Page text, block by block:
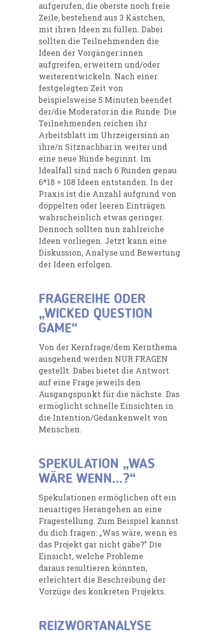
aufgerufen, die oberste noch freie
Zeile, bestehend aus 3 Kästchen,
mit ihren Ideen zu füllen. Dabei
sollten die Teilnehmenden die
Ideen der Vorgänger:innen
aufgreifen, erweitern und/oder
weiterentwickeln. Nach einer
festgelegten Zeit von
beispielsweise 5 Minuten beendet
der/die Moderator:in die Runde. Die
Teilnehmenden reichen ihr
Arbeitsblatt im Uhrzeigersinn an
ihre/n Sitznachbar:in weiter und
eine neue Runde beginnt. Im
Idealfall sind nach 6 Runden genau
6*18 = 108 Ideen entstanden. In der
Praxis ist die Anzahl aufgrund von
doppelten oder leeren Einträgen
wahrscheinlich etwas geringer.
Dennoch sollten nun zahlreiche
Ideen vorliegen. Jetzt kann eine
Diskussion, Analyse und Bewertung
der Ideen erfolgen.
FRAGEREIHE ODER
„WICKED QUESTION
GAME“
Von der Kernfrage/dem Kernthema
ausgehend werden NUR FRAGEN
gestellt. Dabei bietet die Antwort
auf eine Frage jeweils den
Ausgangspunkt für die nächste. Das
ermöglicht schnelle Einsichten in
die Intention/Gedankenwelt von
Menschen.
SPEKULATION „WAS
WÄRE WENN…?“
Spekulationen ermöglichen oft ein
neuartiges Herangehen an eine
Fragestellung. Zum Beispiel kannst
du dich fragen: „Was wäre, wenn es
das Projekt gar nicht gäbe?” Die
Einsicht, welche Probleme
daraus resultieren könnten,
erleichtert die Beschreibung der
Vorzüge des konkreten Projekts.
REIZWORTANALYSE